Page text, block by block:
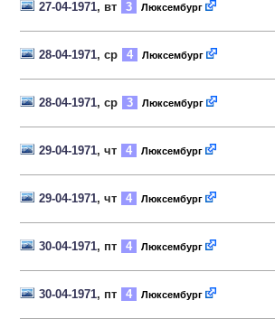
27-04-1971, вт 3 Люксембург
28-04-1971, ср 4 Люксембург
28-04-1971, ср 3 Люксембург
29-04-1971, чт 4 Люксембург
29-04-1971, чт 4 Люксембург
30-04-1971, пт 4 Люксембург
30-04-1971, пт 4 Люксембург